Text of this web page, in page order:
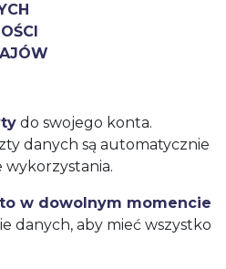
do swojego konta.
danych są automatycznie
wykorzystania.
w dowolnym momencie
danych, aby mieć wszystko